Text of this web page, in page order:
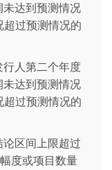
达到预测情况
过预测情况的
行人第二个年度
达到预测情况
过预测情况的
论区间上限超过
度或项目数量